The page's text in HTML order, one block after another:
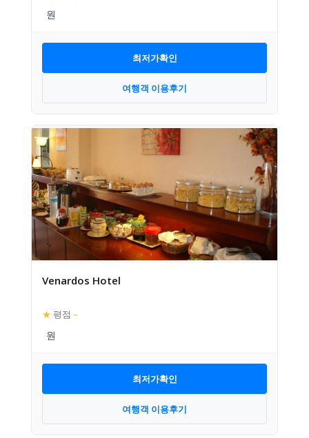
최저가확인
여행객 이용후기
Venardos Hotel
★ 평점 –
최저가확인
여행객 이용후기